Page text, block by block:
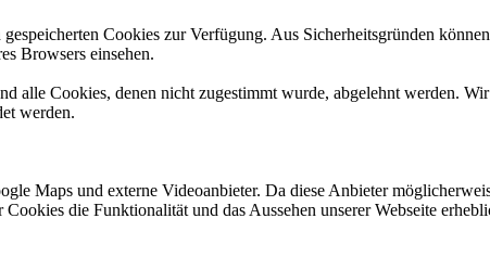
Cookies zur Verfügung. Aus Sicherheitsgründen
Browsers einsehen.
alle Cookies, denen nicht zugestimmt wurde, abgelehnt werden.
werden.
Maps und externe Videoanbieter. Da diese Anbieter
die Funktionalität und das Aussehen unserer Webseite